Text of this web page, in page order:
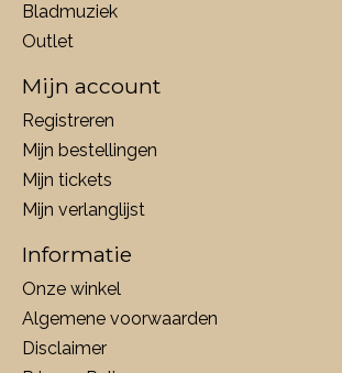
Bladmuziek
Outlet
Mijn account
Registreren
Mijn bestellingen
Mijn tickets
Mijn verlanglijst
Informatie
Onze winkel
Algemene voorwaarden
Disclaimer